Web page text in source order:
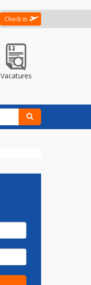
Check in
Vacatures